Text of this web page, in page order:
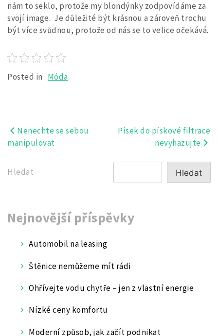
nám to seklo, protože my blondýnky zodpovídáme za
svojí image. Je důležité být krásnou a zároveň trochu
být více svůdnou, protože od nás se to velice očekává.
Posted in Móda
Navigace
příspěvek
Nenechte se sebou
manipulovat
Písek do pískové filtrace
nevyhazujte
Hledat Hledat
Nejnovější příspěvky
Automobil na leasing
Štěnice nemůžeme mít rádi
Ohřívejte vodu chytře – jen z vlastní energie
Nízké ceny komfortu
Moderní způsob, jak začít podnikat